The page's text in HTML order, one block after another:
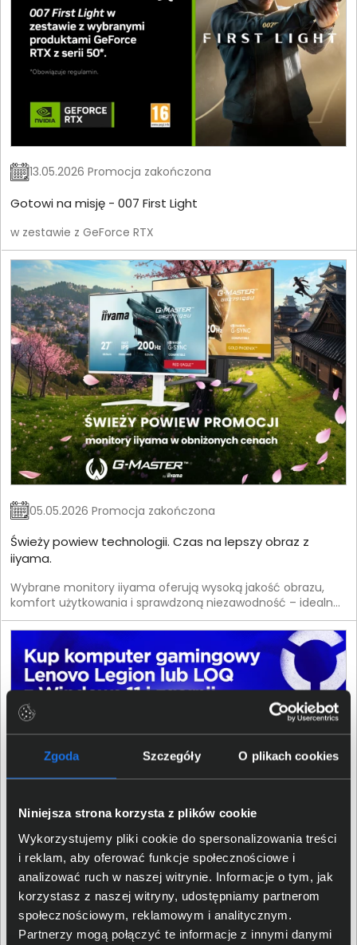
Zgoda Szczegóły O plikach cookies
Niniejsza strona korzysta z plików cookie
Wykorzystujemy pliki cookie do spersonalizowania treści
i reklam, aby oferować funkcje społecznościowe i
analizować ruch w naszej witrynie. Informacje o tym, jak
korzystasz z naszej witryny, udostępniamy partnerom
społecznościowym, reklamowym i analitycznym.
Partnerzy mogą połączyć te informacje z innymi danymi
13.05.2026 Promocja zakończona
Gotowi na misję - 007 First Light
w zestawie z GeForce RTX
05.05.2026 Promocja zakończona
Świeży powiew technologii. Czas na lepszy obraz z
iiyama.
Wybrane monitory iiyama oferują wysoką jakość obrazu,
komfort użytkowania i sprawdzoną niezawodność – idealne
rozwiązanie na nowy sezon. Postaw na technologię, która
robi różnicę od pierwszego spojrzenia.
04.05.2026 Promocja zakończona
Kup komputer gamingowy Lenovo Legion lub LOQ z
Windows 11 i zgarnij kontroler Xbox.